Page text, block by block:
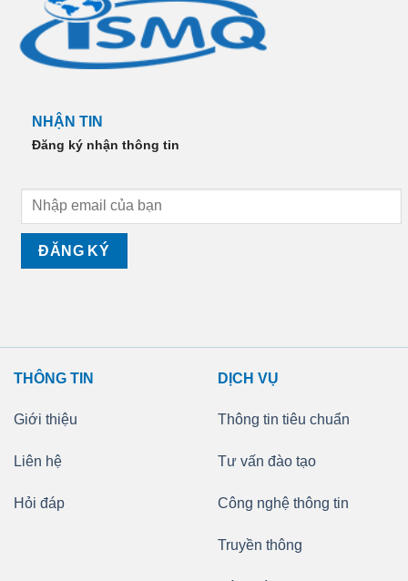
NHẬN TIN
Đăng ký nhận thông tin
THÔNG TIN
Giới thiệu
Liên hệ
Hỏi đáp
DỊCH VỤ
Thông tin tiêu chuẩn
Tư vấn đào tạo
Công nghệ thông tin
Truyền thông